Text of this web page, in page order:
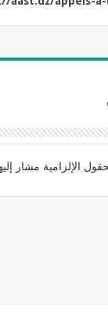
الإلزامية مشار